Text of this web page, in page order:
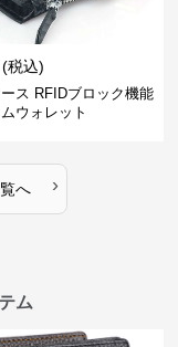
(税込)
ス RFIDブロック機能
ウォレット
へ ›
ム